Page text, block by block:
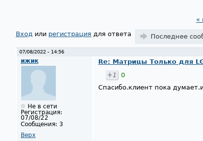
Страницы
«
Входили регистрация для ответа Последнее
07/08/2022 - 14:56
ижик
Не в сети
Регистрация:
07/08/22
Сообщения: 3
Верх
Re: Матрицы Только для
+1
0
Спасибо.клиент пока